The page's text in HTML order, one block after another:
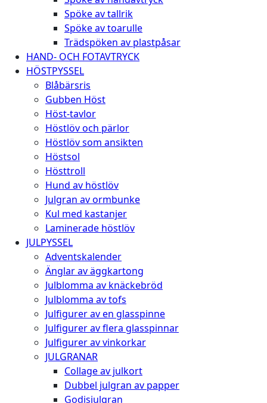
Spöke av tallrik
Spöke av toarulle
Trädspöken av plastpåsar
HAND- OCH FOTAVTRYCK
HÖSTPYSSEL
Blåbärsris
Gubben Höst
Höst-tavlor
Höstlöv och pärlor
Höstlöv som ansikten
Höstsol
Hösttroll
Hund av höstlöv
Julgran av ormbunke
Kul med kastanjer
Laminerade höstlöv
JULPYSSEL
Adventskalender
Änglar av äggkartong
Julblomma av knäckebröd
Julblomma av tofs
Julfigurer av en glasspinne
Julfigurer av flera glasspinnar
Julfigurer av vinkorkar
JULGRANAR
Collage av julkort
Dubbel julgran av papper
Godisjulgran